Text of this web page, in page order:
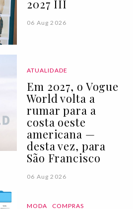
2027 III
06 Aug 2026
ATUALIDADE
Em 2027, o Vogue
World volta a
rumar para a
costa oeste
americana —
desta vez, para
São Francisco
06 Aug 2026
MODA COMPRAS